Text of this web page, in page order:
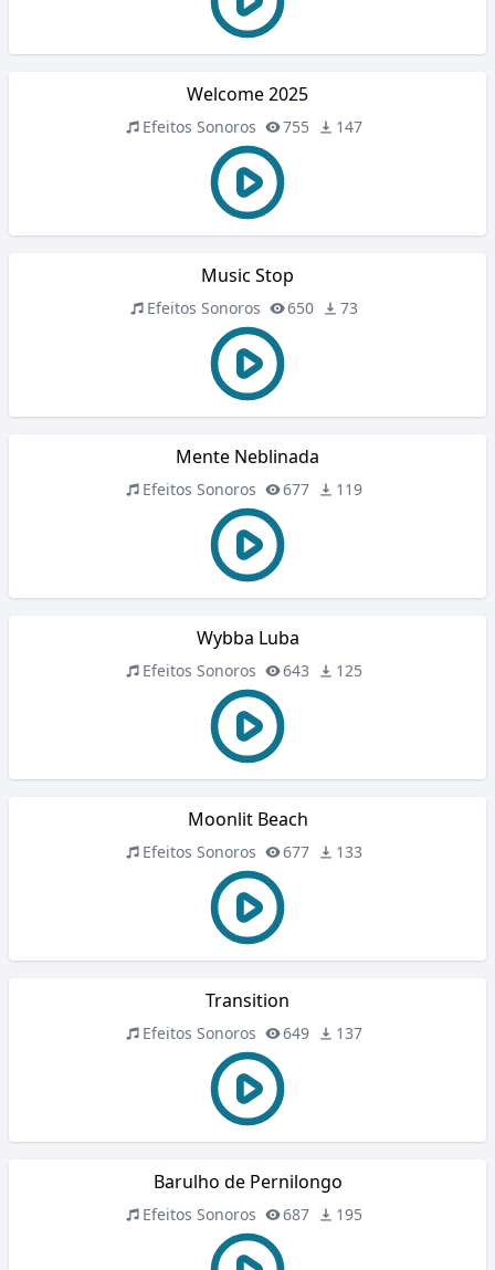
Welcome 2025
Efeitos Sonoros 755 147
Music Stop
Efeitos Sonoros 650 73
Mente Neblinada
Efeitos Sonoros 677 119
Wybba Luba
Efeitos Sonoros 643 125
Moonlit Beach
Efeitos Sonoros 677 133
Transition
Efeitos Sonoros 649 137
Barulho de Pernilongo
Efeitos Sonoros 687 195